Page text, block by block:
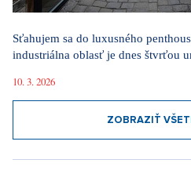
Sťahujem sa do luxusného
industriálna oblasť je dnes štvrťou
10. 3. 2026
ZOBRAZIŤ